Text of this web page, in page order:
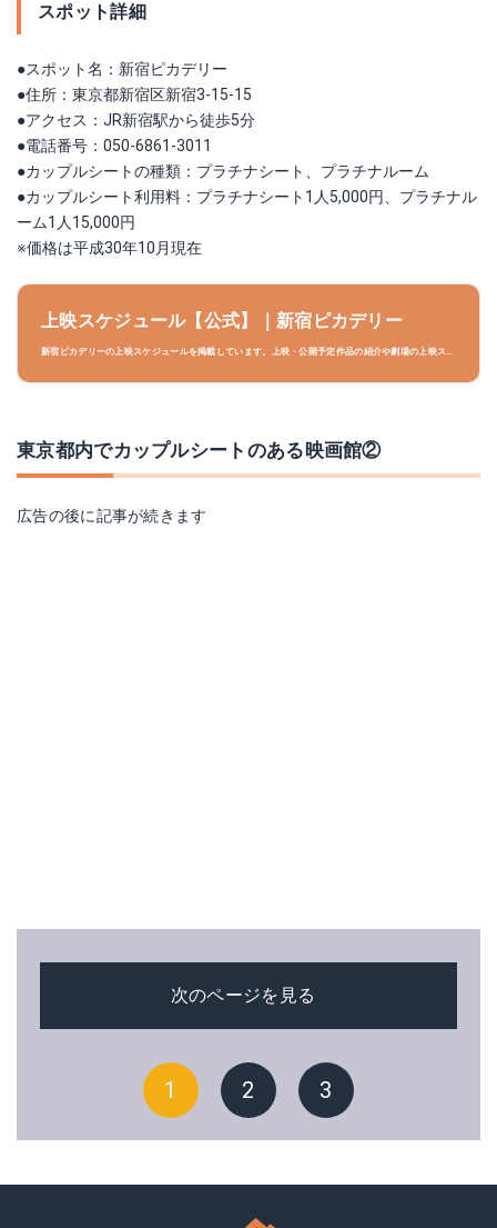
スポット詳細
●スポット名：新宿ピカデリー
●住所：東京都新宿区新宿3-15-15
●アクセス：JR新宿駅から徒歩5分
●電話番号：050-6861-3011
●カップルシートの種類：プラチナシート、プラチナルーム
●カップルシート利用料：プラチナシート1人5,000円、プラチナル
ーム1人15,000円
※価格は平成30年10月現在
上映スケジュール【公式】｜新宿ピカデリー
新宿ピカデリーの上映スケジュールを掲載しています。上映・公開予定作品の紹介や劇場の上映スケ
東京都内でカップルシートのある映画館②
広告の後に記事が続きます
次のページを見る
1 2 3